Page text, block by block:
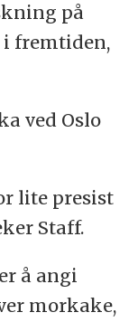
på
fremtiden,
ved Oslo
lite presist
Staff.
å angi
morkake,